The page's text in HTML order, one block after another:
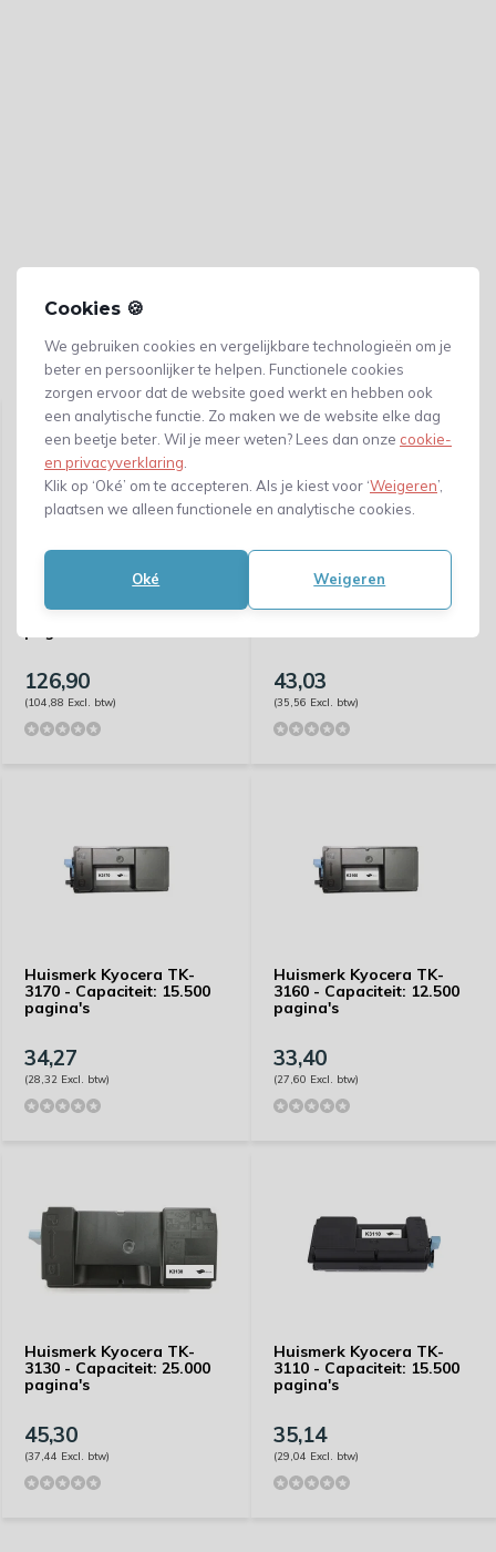
Cookies 🍪
We gebruiken cookies en vergelijkbare technologieën om je
beter en persoonlijker te helpen. Functionele cookies
zorgen ervoor dat de website goed werkt en hebben ook
een analytische functie. Zo maken we de website elke dag
een beetje beter. Wil je meer weten? Lees dan onze cookie-
en privacyverklaring
Klik op ‘Oké’ om te accepteren. Als je kiest voor ‘Weigeren’,
plaatsen we alleen functionele en analytische cookies.
Oké Weigeren
Gerelateerde producten
7105 - Capaciteit: 20.000
126,90
(104,88 Excl. btw)
3190 - None
43,03
(35,56 Excl. btw)
Huismerk Kyocera TK-
3170 - Capaciteit: 15.500
pagina's
34,27
(28,32 Excl. btw)
Huismerk Kyocera TK-
3160 - Capaciteit: 12.500
pagina's
33,40
(27,60 Excl. btw)
Huismerk Kyocera TK-
3130 - Capaciteit: 25.000
pagina's
45,30
(37,44 Excl. btw)
Huismerk Kyocera TK-
3110 - Capaciteit: 15.500
pagina's
35,14
(29,04 Excl. btw)